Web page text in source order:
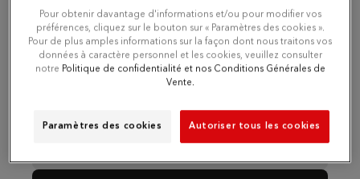
Mercredi 10:00 - 12:30 14:00 - 18:30
Jeudi 10:00 - 12:3014:00 - 18:30
10:00 - 12:3014:00 - 18:30
Pour obtenir davantage d'informations et/ou pour modifier vos
préférences, cliquez sur le bouton sur « Paramètres des cookies ».
Pour de plus amples informations sur la façon dont nous traitons vos
données à caractère personnel et les cookies, veuillez consulter
notre Politique de confidentialité et nos Conditions Générales de
Vente.
Paramètres des cookies Autoriser tous les cookies